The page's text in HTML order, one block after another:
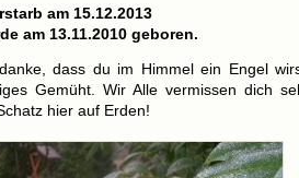
am 15.12.2013
am 13.11.2010 geboren.
dass du im Himmel ein Engel
Gemüht. Wir Alle vermissen dich
hier auf Erden!